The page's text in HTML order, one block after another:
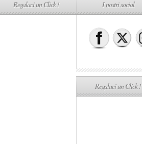
Regalaci un Click ! I nostri social
Regalaci un Click !